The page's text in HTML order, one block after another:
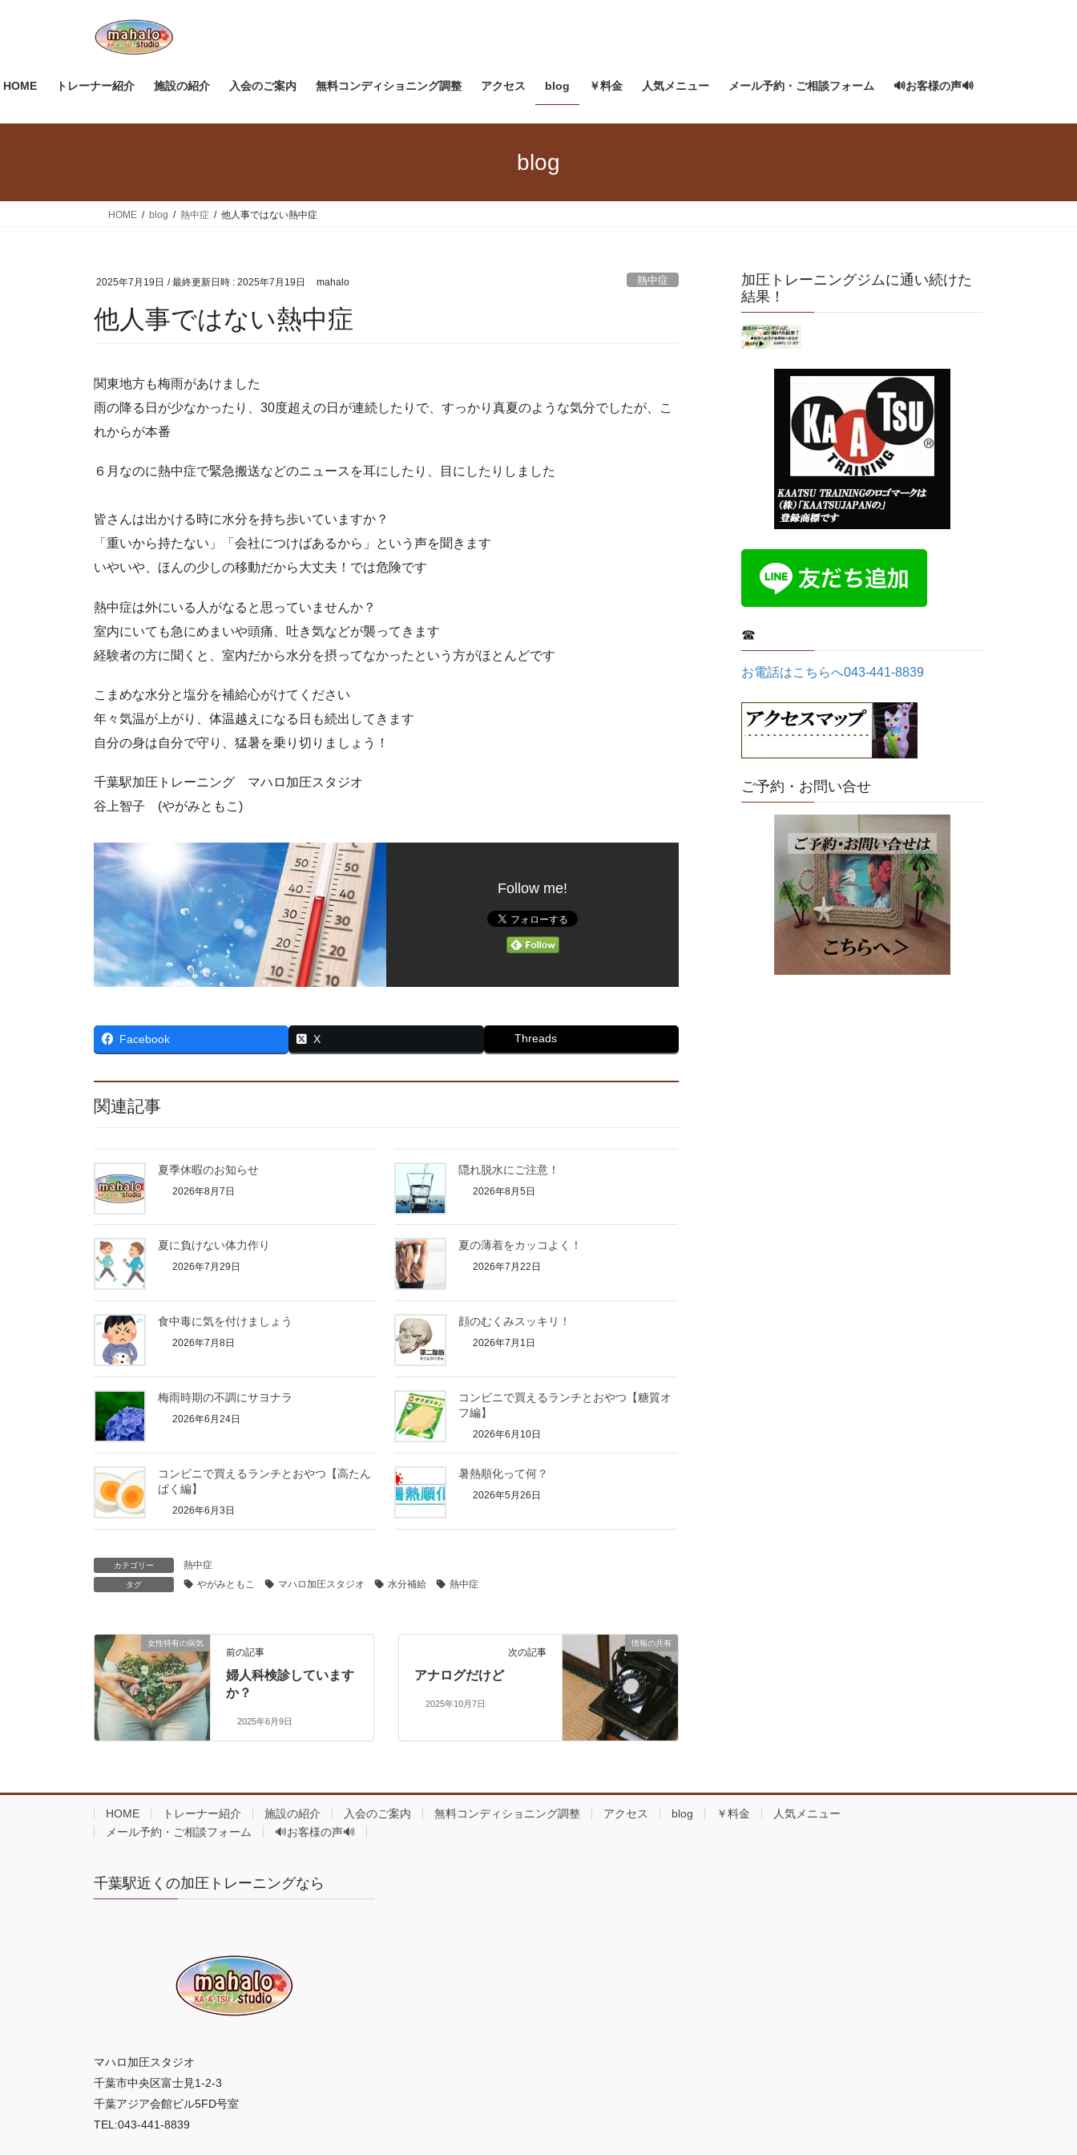
ツ
ス
シ
ン
HOME トレーナー紹介 施設の紹介 入会のご案内 無料コンディショニング調整 アクセス blog ￥料金 人気メニュー メール予約・ご相談フォーム 🔊お客様の声🔊
blog
HOME blog 熱中症 他人事ではない熱中症
2025年7月19日 / 最終更新日時 : 2025年7月19日 mahalo 熱中症
他人事ではない熱中症
関東地方も梅雨があけました
雨の降る日が少なかったり、30度超えの日が連続したりで、すっかり真夏のような気分でしたが、こ
れからが本番
６月なのに熱中症で緊急搬送などのニュースを耳にしたり、目にしたりしました
皆さんは出かける時に水分を持ち歩いていますか？
「重いから持たない」「会社につけばあるから」という声を聞きます
いやいや、ほんの少しの移動だから大丈夫！では危険です
熱中症は外にいる人がなると思っていませんか？
室内にいても急にめまいや頭痛、吐き気などが襲ってきます
経験者の方に聞くと、室内だから水分を摂ってなかったという方がほとんどです
こまめな水分と塩分を補給心がけてください
年々気温が上がり、体温越えになる日も続出してきます
自分の身は自分で守り、猛暑を乗り切りましょう！
千葉駅加圧トレーニング マハロ加圧スタジオ
谷上智子 (やがみともこ)
Follow me!
Facebook X Threads
関連記事
夏季休暇のお知らせ
2026年8月7日
隠れ脱水にご注意！
2026年8月5日
夏に負けない体力作り
2026年7月29日
夏の薄着をカッコよく！
2026年7月22日
食中毒に気を付けましょう
2026年7月8日
顔のむくみスッキリ！
2026年7月1日
梅雨時期の不調にサヨナラ
2026年6月24日
コンビニで買えるランチとおやつ【糖質オ
フ編】
2026年6月10日
コンビニで買えるランチとおやつ【高たん
ぱく編】
2026年6月3日
暑熱順化って何？
2026年5月26日
カテゴリー 熱中症
タグ やがみともこ マハロ加圧スタジオ 水分補給 熱中症
女性特有の病気
前の記事
婦人科検診しています
か？
2025年6月9日
情報の共有
次の記事
アナログだけど
2025年10月7日
加圧トレーニングジムに通い続けた
結果！
☎
お電話はこちらへ043-441-8839
ご予約・お問い合せ
HOME トレーナー紹介 施設の紹介 入会のご案内 無料コンディショニング調整 アクセス blog ￥料金
人気メニュー
メール予約・ご相談フォーム
🔊お客様の声🔊
千葉駅近くの加圧トレーニングなら
マハロ加圧スタジオ
千葉市中央区富士見1-2-3
千葉アジア会館ビル5FD号室
TEL:043-441-8839